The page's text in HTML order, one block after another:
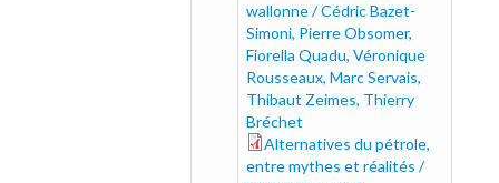
wallonne / Cédric Bazet-
Simoni, Pierre Obsomer,
Fiorella Quadu, Véronique
Rousseaux, Marc Servais,
Thibaut Zeimes, Thierry
Bréchet
alternatives_0.pdf
Alternatives du pétrole,
entre mythes et réalités /